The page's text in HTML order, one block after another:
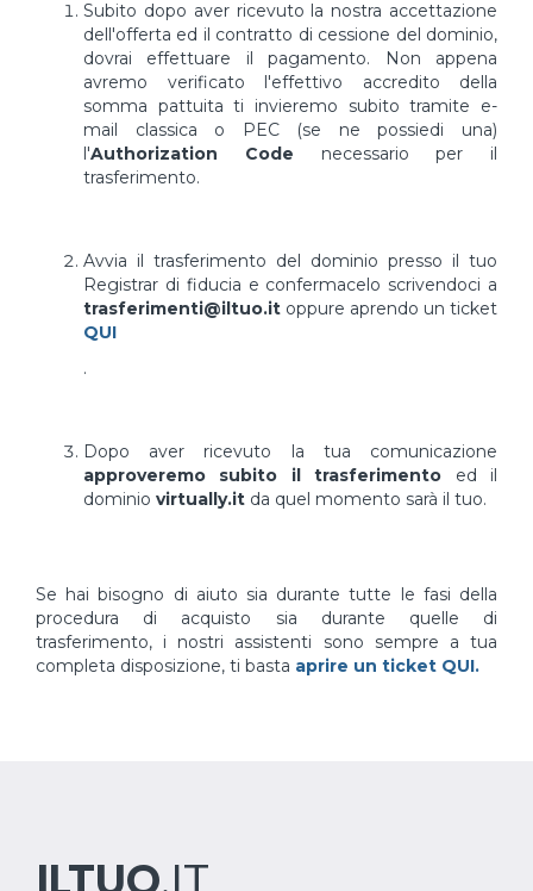
Subito dopo aver ricevuto la nostra accettazione
dell'offerta ed il contratto di cessione del dominio,
dovrai effettuare il pagamento. Non appena
avremo verificato l'effettivo accredito della
somma pattuita ti invieremo subito tramite e-
mail classica o PEC (se ne possiedi una)
l'Authorization Code necessario per il
trasferimento.
Avvia il trasferimento del dominio presso il tuo
Registrar di fiducia e confermacelo scrivendoci a
trasferimenti@iltuo.it oppure aprendo un ticket
QUI
.
Dopo aver ricevuto la tua comunicazione
approveremo subito il trasferimento ed il
dominio virtually.it da quel momento sarà il tuo.
Se hai bisogno di aiuto sia durante tutte le fasi della
procedura di acquisto sia durante quelle di
trasferimento, i nostri assistenti sono sempre a tua
completa disposizione, ti basta aprire un ticket QUI.
ILTUO.IT